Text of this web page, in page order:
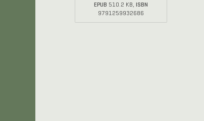
EPUB 510.2 KB, ISBN
9791259932686